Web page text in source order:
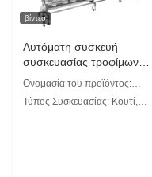
βίντεο
Αυτόματη συσκευή
συσκευασίας τροφίμων
10g-1000G Πορτοφόλι
Πορτοκαλί
Ονομασία του προϊόντος:
γραμμή συσκευασίας μείγματος
Τύπος Συσκευασίας: Κουτί,